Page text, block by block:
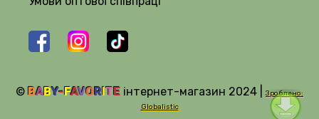
© BABY-FAVORITE інтернет-магазин 2024 |
Зроблено:
Globalistic